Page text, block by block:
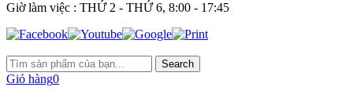
Giờ làm việc : THỨ 2 - THỨ 6, 8:00 - 17:45
Search
Giỏ hàng0